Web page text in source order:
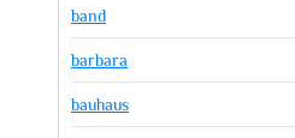
band
barbara
bauhaus